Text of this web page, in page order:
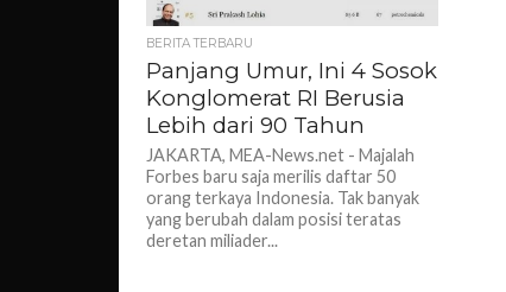
BERITA TERBARU
Panjang Umur, Ini 4 Sosok
Konglomerat RI Berusia
Lebih dari 90 Tahun
JAKARTA, MEA-News.net - Majalah
Forbes baru saja merilis daftar 50
orang terkaya Indonesia. Tak banyak
yang berubah dalam posisi teratas
deretan miliader...